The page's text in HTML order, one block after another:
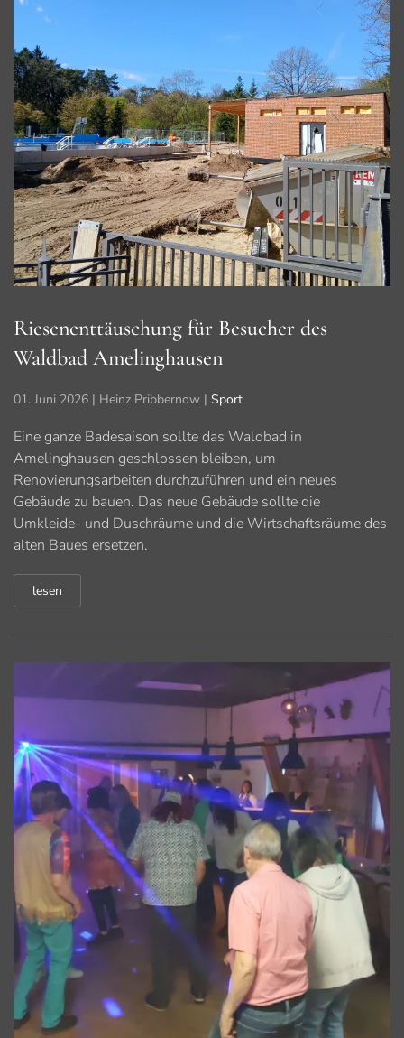
Riesenenttäuschung für Besucher des
Waldbad Amelinghausen
01. Juni 2026 | Heinz Pribbernow | Sport
Eine ganze Badesaison sollte das Waldbad in
Amelinghausen geschlossen bleiben, um
Renovierungsarbeiten durchzuführen und ein neues
Gebäude zu bauen. Das neue Gebäude sollte die
Umkleide- und Duschräume und die Wirtschaftsräume des
alten Baues ersetzen.
lesen